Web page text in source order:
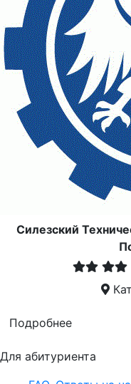
Силезский
Подробнее
Для абитуриента